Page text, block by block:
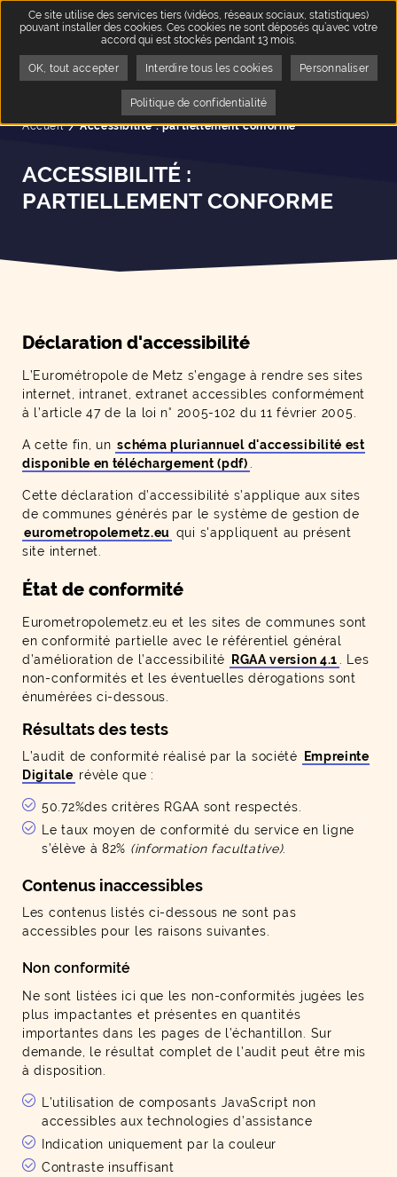
Accueil Page active :
Accessibilité : partiellement conforme
ACCESSIBILITÉ :
PARTIELLEMENT CONFORME
Déclaration d'accessibilité
L’Eurométropole de Metz s’engage à rendre ses sites
internet, intranet, extranet accessibles conformément
à l’article 47 de la loi n° 2005-102 du 11 février 2005.
A cette fin, un schéma pluriannuel d'accessibilité est
disponible en téléchargement (pdf)
Cette déclaration d’accessibilité s’applique aux sites
de communes générés par le système de gestion de
eurometropolemetz.eu qui s'appliquent au présent
site internet.
État de conformité
Eurometropolemetz.eu et les sites de communes sont
en conformité partielle avec le référentiel général
d’amélioration de l’accessibilité
RGAA version 4.1
. Les
non-conformités et les éventuelles dérogations sont
énumérées ci-dessous.
Résultats des tests
L’audit de conformité réalisé par la société
Empreinte
Digitale révèle que :
50.72%des critères RGAA sont respectés.
Le taux moyen de conformité du service en ligne
s’élève à 82% (information facultative).
Contenus inaccessibles
Les contenus listés ci-dessous ne sont pas
accessibles pour les raisons suivantes.
Non conformité
Ne sont listées ici que les non-conformités jugées les
plus impactantes et présentes en quantités
importantes dans les pages de l’échantillon. Sur
demande, le résultat complet de l’audit peut être mis
à disposition.
L’utilisation de composants JavaScript non
accessibles aux technologies d’assistance
Indication uniquement par la couleur
Contraste insuffisant
Ce site utilise des services tiers (vidéos, réseaux sociaux, statistiques)
pouvant installer des cookies. Ces cookies ne sont déposés qu’avec votre
accord qui est stockés pendant 13 mois.
OK, tout accepter Interdire tous les cookies Personnaliser
Politique de confidentialité